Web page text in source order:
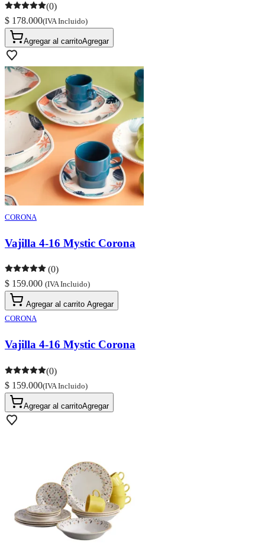
(0)
$ 178.000(IVA Incluido)
Agregar al carritoAgregar
CORONA
Vajilla 4-16 Mystic Corona
(0)
$ 159.000 (IVA Incluido)
Agregar al carrito Agregar
CORONA
Vajilla 4-16 Mystic Corona
(0)
$ 159.000(IVA Incluido)
Agregar al carritoAgregar